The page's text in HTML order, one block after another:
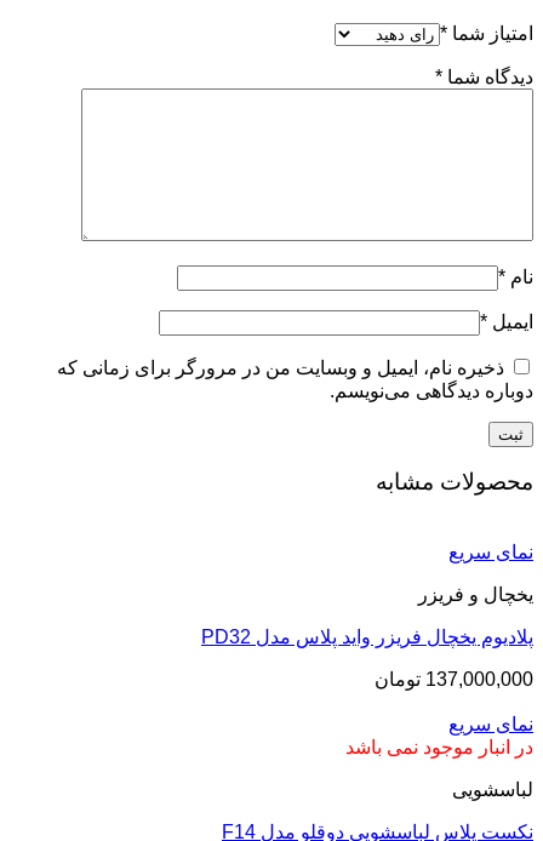
امتیاز شما *
دیدگاه شما *
نام *
ایمیل *
ذخیره نام، ایمیل و وبسایت من در مرورگر برای زمانی که
دوباره دیدگاهی می‌نویسم.
محصولات مشابه
نمای سریع
یخچال و فریزر
پلادیوم یخچال فریزر واید پلاس مدل PD32
137,000,000 تومان
نمای سریع
در انبار موجود نمی باشد
لباسشویی
نکست پلاس لباسشویی دوقلو مدل F14